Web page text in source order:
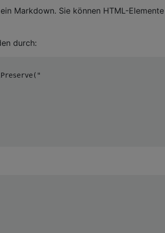
Markdown. Sie können HTML-
durch:
( "